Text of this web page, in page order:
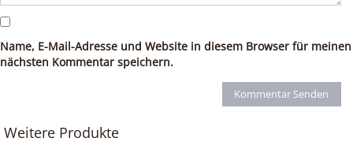
Name, E-Mail-Adresse und Website in diesem Browser für meinen
nächsten Kommentar speichern.
Weitere Produkte